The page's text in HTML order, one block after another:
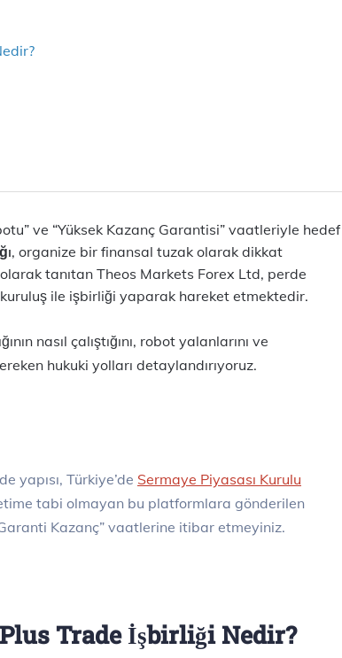
ve “Yüksek Kazanç Garantisi” vaatleriyle hedef
, organize bir finansal tuzak olarak dikkat
tanıtan Theos Markets Forex Ltd, perde
ile işbirliği yaparak hareket etmektedir.
nasıl çalıştığını, robot yalanlarını ve
hukuki yolları detaylandırıyoruz.
yapısı, Türkiye’de Sermaye Piyasası Kurulu
tabi olmayan bu platformlara gönderilen
Kazanç” vaatlerine itibar etmeyiniz.
Trade İşbirliği Nedir?